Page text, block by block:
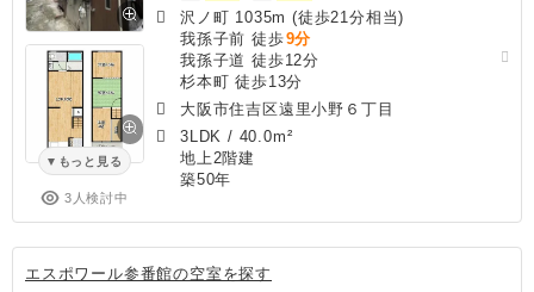
もっと見る
3人検討中
沢ノ町 1035m (徒歩21分相当)
我孫子前 徒歩9分
我孫子道 徒歩12分
杉本町 徒歩13分
大阪市住吉区遠里小野６丁目
3LDK / 40.0m²
地上2階建
築50年
エスポワール参番館の空室を探す